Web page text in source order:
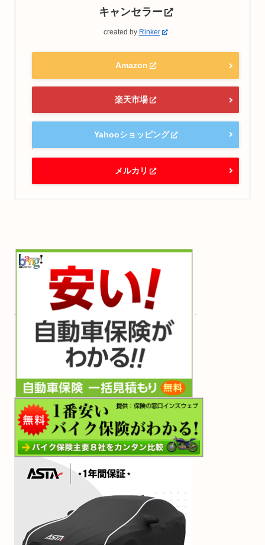
キャンセラー
created by Rinker
Amazon
楽天市場
Yahooショッピング
メルカリ